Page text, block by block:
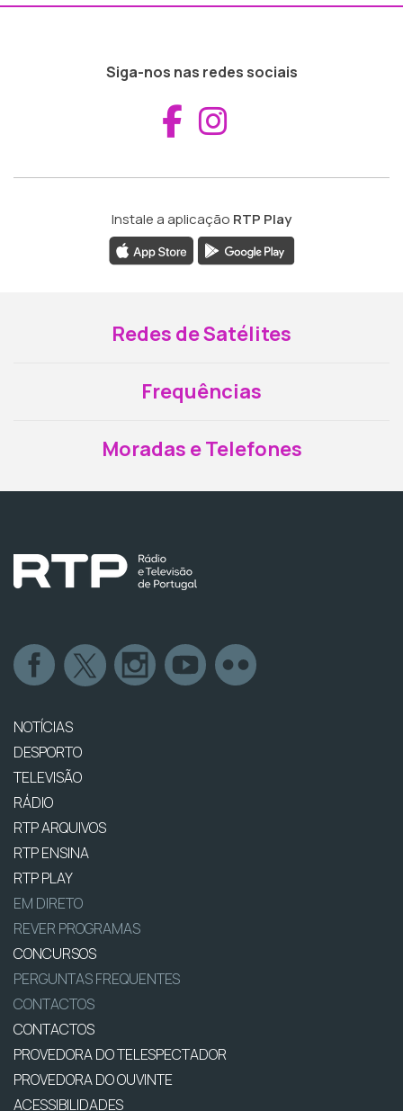
Siga-nos nas redes sociais
Aceder ao
Instale a aplicação RTP Play
Redes de Satélites
Frequências
Moradas e Telefones
NOTÍCIAS
DESPORTO
TELEVISÃO
RÁDIO
RTP ARQUIVOS
RTP ENSINA
RTP PLAY
EM DIRETO
REVER PROGRAMAS
CONCURSOS
PERGUNTAS FREQUENTES
CONTACTOS
CONTACTOS
PROVEDORA DO TELESPECTADOR
PROVEDORA DO OUVINTE
ACESSIBILIDADES